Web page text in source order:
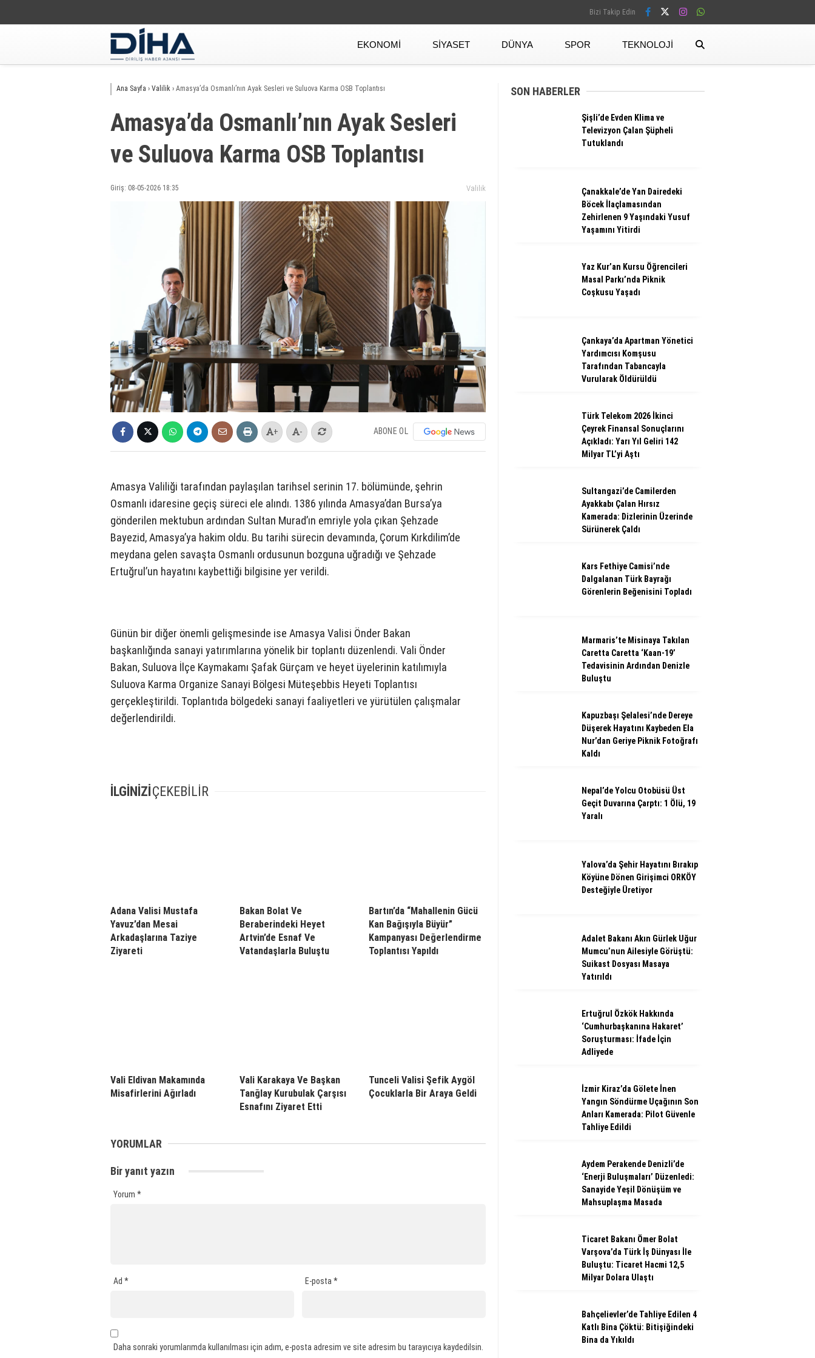
Bizi Takip Edin
EKONOMI SIYASET DÜNYA SPOR TEKNOLOJI
Ana Sayfa › Valilik › Amasya’da Osmanlı’nın Ayak Sesleri ve Suluova Karma OSB Toplantısı
Amasya’da Osmanlı’nın Ayak Sesleri
ve Suluova Karma OSB Toplantısı
Giriş: 08-05-2026 18:35 Valilik
+ - ABONE OL
Amasya Valiliği tarafından paylaşılan tarihsel serinin 17. bölümünde, şehrin
Osmanlı idaresine geçiş süreci ele alındı. 1386 yılında Amasya’dan Bursa’ya
gönderilen mektubun ardından Sultan Murad’ın emriyle yola çıkan Şehzade
Bayezid, Amasya’ya hakim oldu. Bu tarihi sürecin devamında, Çorum Kırkdilim’de
meydana gelen savaşta Osmanlı ordusunun bozguna uğradığı ve Şehzade
Ertuğrul’un hayatını kaybettiği bilgisine yer verildi.
Günün bir diğer önemli gelişmesinde ise Amasya Valisi Önder Bakan
başkanlığında sanayi yatırımlarına yönelik bir toplantı düzenlendi. Vali Önder
Bakan, Suluova İlçe Kaymakamı Şafak Gürçam ve heyet üyelerinin katılımıyla
Suluova Karma Organize Sanayi Bölgesi Müteşebbis Heyeti Toplantısı
gerçekleştirildi. Toplantıda bölgedeki sanayi faaliyetleri ve yürütülen çalışmalar
değerlendirildi.
İLGİNİZİÇEKEBİLİR
Adana Valisi Mustafa
Yavuz’dan Mesai
Arkadaşlarına Taziye
Ziyareti
Bakan Bolat Ve
Beraberindeki Heyet
Artvin’de Esnaf Ve
Vatandaşlarla Buluştu
Bartın’da “Mahallenin Gücü
Kan Bağışıyla Büyür”
Kampanyası Değerlendirme
Toplantısı Yapıldı
Vali Eldivan Makamında
Misafirlerini Ağırladı
Vali Karakaya Ve Başkan
Tanğlay Kurubulak Çarşısı
Esnafını Ziyaret Etti
Tunceli Valisi Şefik Aygöl
Çocuklarla Bir Araya Geldi
YORUMLAR
Bir yanıt yazın
Yorum *
Ad * E-posta *
Daha sonraki yorumlarımda kullanılması için adım, e-posta adresim ve site adresim bu tarayıcıya kaydedilsin.
SON HABERLER
Şişli’de Evden Klima ve
Televizyon Çalan Şüpheli
Tutuklandı
Çanakkale’de Yan Dairedeki
Böcek İlaçlamasından
Zehirlenen 9 Yaşındaki Yusuf
Yaşamını Yitirdi
Yaz Kur’an Kursu Öğrencileri
Masal Parkı’nda Piknik
Coşkusu Yaşadı
Çankaya’da Apartman Yönetici
Yardımcısı Komşusu
Tarafından Tabancayla
Vurularak Öldürüldü
Türk Telekom 2026 İkinci
Çeyrek Finansal Sonuçlarını
Açıkladı: Yarı Yıl Geliri 142
Milyar TL’yi Aştı
Sultangazi’de Camilerden
Ayakkabı Çalan Hırsız
Kamerada: Dizlerinin Üzerinde
Sürünerek Çaldı
Kars Fethiye Camisi’nde
Dalgalanan Türk Bayrağı
Görenlerin Beğenisini Topladı
Marmaris’te Misinaya Takılan
Caretta Caretta ‘Kaan-19’
Tedavisinin Ardından Denizle
Buluştu
Kapuzbaşı Şelalesi’nde Dereye
Düşerek Hayatını Kaybeden Ela
Nur’dan Geriye Piknik Fotoğrafı
Kaldı
Nepal’de Yolcu Otobüsü Üst
Geçit Duvarına Çarptı: 1 Ölü, 19
Yaralı
Yalova’da Şehir Hayatını Bırakıp
Köyüne Dönen Girişimci ORKÖY
Desteğiyle Üretiyor
Adalet Bakanı Akın Gürlek Uğur
Mumcu’nun Ailesiyle Görüştü:
Suikast Dosyası Masaya
Yatırıldı
Ertuğrul Özkök Hakkında
‘Cumhurbaşkanına Hakaret’
Soruşturması: İfade İçin
Adliyede
İzmir Kiraz’da Gölete İnen
Yangın Söndürme Uçağının Son
Anları Kamerada: Pilot Güvenle
Tahliye Edildi
Aydem Perakende Denizli’de
‘Enerji Buluşmaları’ Düzenledi:
Sanayide Yeşil Dönüşüm ve
Mahsuplaşma Masada
Ticaret Bakanı Ömer Bolat
Varşova’da Türk İş Dünyası İle
Buluştu: Ticaret Hacmi 12,5
Milyar Dolara Ulaştı
Bahçelievler’de Tahliye Edilen 4
Katlı Bina Çöktü: Bitişiğindeki
Bina da Yıkıldı